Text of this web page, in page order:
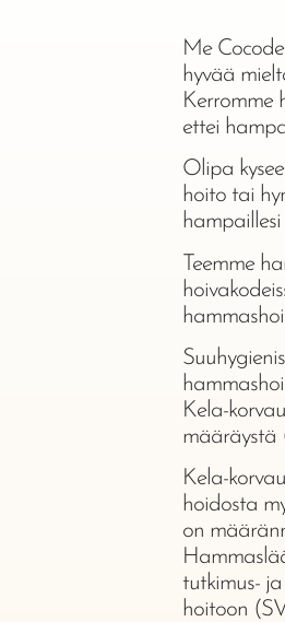
Me
hyvää
Kerromme
ettei
Olipa
hoito tai
Teemme
Kela-
määräystä
Kela-
hoidosta
on
tutkimus-
hoitoon